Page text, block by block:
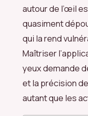
autour de l’œil
quasiment
qui la rend
Maîtriser
yeux demande
et la précision
autant que les